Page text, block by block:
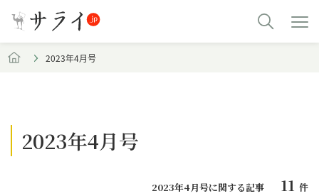
2023年4月号
2023年4月号
2023年4月号に関する記事 11 件